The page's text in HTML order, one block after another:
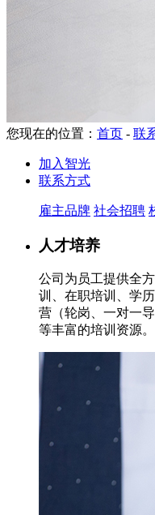
您现在的位置： 首页 - 联
加入智光
联系方式
雇主品牌 社会招聘
人才培养
公司为员工提供全
训、在职培训、学
营（轮岗、一对一
等丰富的培训资源。